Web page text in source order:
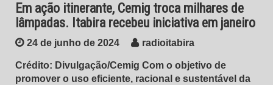
Em ação itinerante, Cemig troca milhares de
lâmpadas. Itabira recebeu iniciativa em janeiro
24 de junho de 2024 radioitabira
Crédito: Divulgação/Cemig Com o objetivo de
promover o uso eficiente, racional e sustentável da